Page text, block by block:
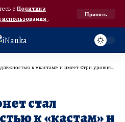
с Политика
использования.
Принять
к «кастам» и имеет «три уровня» за бешеные деньги
стал
к «кастам» и